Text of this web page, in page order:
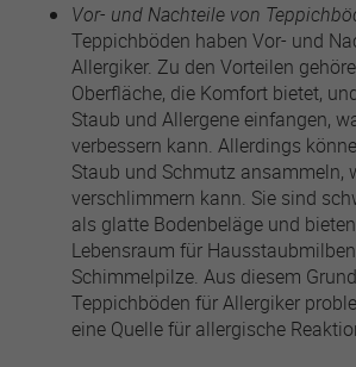
Vor- und Nachteile von
Teppichböden haben Vor- und
Allergiker. Zu den Vorteilen
Oberfläche, die Komfort bietet,
Staub und Allergene einfangen,
verbessern kann. Allerdings
Staub und Schmutz ansammeln,
verschlimmern kann. Sie sind
als glatte Bodenbeläge und
Lebensraum für
Schimmelpilze. Aus diesem
Teppichböden für Allergiker
eine Quelle für allergische